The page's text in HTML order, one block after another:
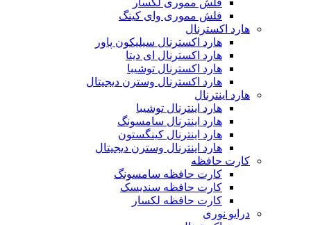
فلش مموری لکسار
فلش مموری وای کینگ
هارد اکسترنال
هارد اکسترنال سیلیکون پاور
هارد اکسترنال ای دیتا
هارد اکسترنال توشیبا
هارد اکسترنال وسترن دیجیتال
هارد اینترنال
هارد اینترنال توشیبا
هارد اینترنال سامسونگ
هارد اینترنال کینگستون
هارد اینترنال وسترن دیجیتال
کارت حافظه
کارت حافظه سامسونگ
کارت حافظه سندیسک
کارت حافظه لکسار
درایو نوری